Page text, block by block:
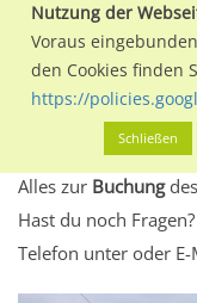
kannst du dich
Standort, seine
eventuelle
Werbeinhalten
Alles klar? Dann
Alles zur Buchung
Hast du noch
Telefon unter oder E-
Nutzung der
Voraus
den Cookies finden
https://
Schließen